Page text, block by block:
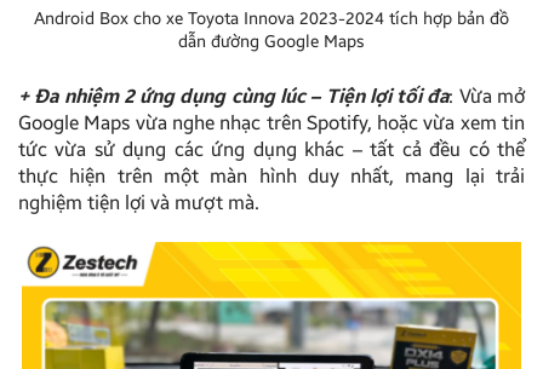
Android Box cho xe Toyota Innova 2023-2024 tích hợp bản đồ
dẫn đường Google Maps
+ Đa nhiệm 2 ứng dụng cùng lúc – Tiện lợi tối đa: Vừa mở
Google Maps vừa nghe nhạc trên Spotify, hoặc vừa xem tin
tức vừa sử dụng các ứng dụng khác – tất cả đều có thể
thực hiện trên một màn hình duy nhất, mang lại trải
nghiệm tiện lợi và mượt mà.